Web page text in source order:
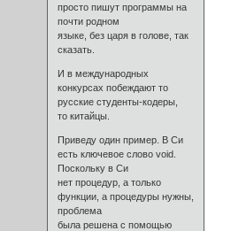
просто пишут программы на
почти родном
языке, без царя в голове, так
сказать.
И в международных
конкурсах побеждают то
русские студенты-кодеры,
то китайцы.
Приведу один пример. В Си
есть ключевое слово void.
Поскольку в Си
нет процедур, а только
функции, а процедуры нужны,
проблема
была решена с помощью